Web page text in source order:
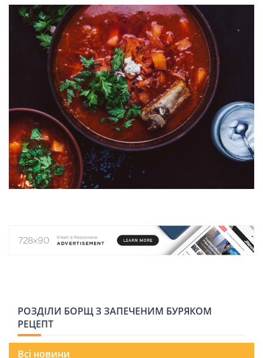
Головні
новини
Політика Київ Львів
НОВИНИ СВІТУ
ВІЙСЬКОВІ НОВИНИ
КАЛЕНДАР УГКЦ/РКЦ
РОЗДІЛИ БОРЩ З ЗАПЕЧЕНИМ БУРЯКОМ
РЕЦЕПТ
Всі новини